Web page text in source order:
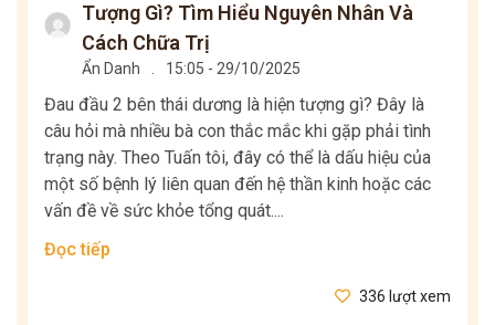
Tượng Gì? Tìm Hiểu Nguyên Nhân Và
Cách Chữa Trị
Ẩn Danh 15:05 - 29/10/2025
Đau đầu 2 bên thái dương là hiện tượng gì? Đây là
câu hỏi mà nhiều bà con thắc mắc khi gặp phải tình
trạng này. Theo Tuấn tôi, đây có thể là dấu hiệu của
một số bệnh lý liên quan đến hệ thần kinh hoặc các
vấn đề về sức khỏe tổng quát....
Đọc tiếp
336 lượt xem